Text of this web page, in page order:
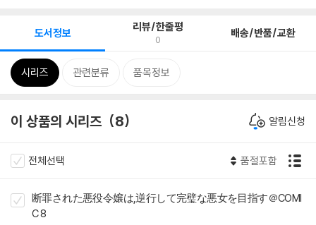
도서정보 리뷰/한줄평
0 배송/반품/교환
시리즈 관련분류 품목정보
이 상품의 시리즈 8 알림신청
전체선택 품절포함
断罪された悪役令嬢は,逆行して完璧な悪女を目指す＠COMI
C 8